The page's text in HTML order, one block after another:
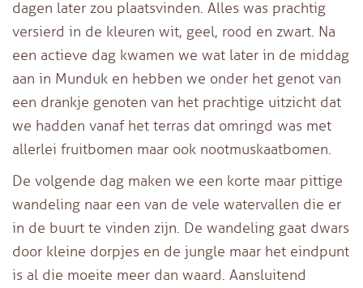
dagen later zou plaatsvinden. Alles was prachtig
versierd in de kleuren wit, geel, rood en zwart. Na
een actieve dag kwamen we wat later in de middag
aan in Munduk en hebben we onder het genot van
een drankje genoten van het prachtige uitzicht dat
we hadden vanaf het terras dat omringd was met
allerlei fruitbomen maar ook nootmuskaatbomen.
De volgende dag maken we een korte maar pittige
wandeling naar een van de vele watervallen die er
in de buurt te vinden zijn. De wandeling gaat dwars
door kleine dorpjes en de jungle maar het eindpunt
is al die moeite meer dan waard. Aansluitend